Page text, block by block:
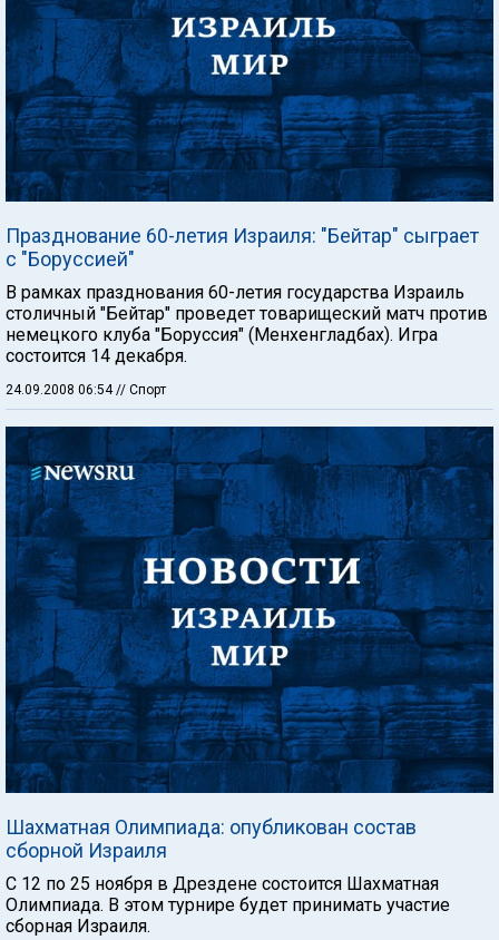
Празднование 60-летия Израиля: "Бейтар" сыграет
с "Боруссией"
В рамках празднования 60-летия государства Израиль
столичный "Бейтар" проведет товарищеский матч против
немецкого клуба "Боруссия" (Менхенгладбах). Игра
состоится 14 декабря.
24.09.2008 06:54// Спорт
Шахматная Олимпиада: опубликован состав
сборной Израиля
С 12 по 25 ноября в Дрездене состоится Шахматная
Олимпиада. В этом турнире будет принимать участие
сборная Израиля.